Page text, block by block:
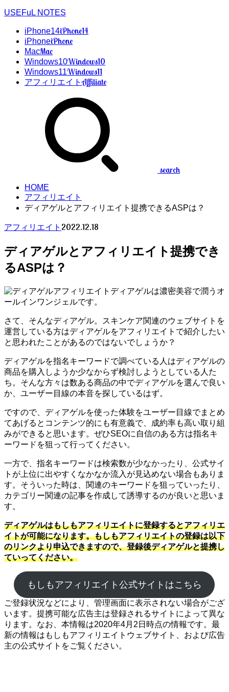
USEFuL NOTES
iPhone14iPhone14
iPhoneiPhone
MacMac
Windows10Windows10
Windows11Windows11
アフィリエイトAffiliate
search
HOME
アフィリエイト
ディアゲルとアフィリエイト提携できるASPは？
アフィリエイト 2022.12.18
ディアゲルとアフィリエイト提携でき
るASPは？
ディアゲルは濃密美容で潤うオ
ールインワンジェルです。
さて、そんなディアゲル。スキンケア関連のウェブサイトを
運営している方はディアゲルをアフィリエイトで紹介したい
と思われたことがあるのではないでしょうか？
ディアゲルを指名キーワードで調べている人はディアゲルの
商品を購入しようか少なからず検討しようとしている人た
ち。そんな方々は数ある商品の中でディアゲルを選んで良い
か、ユーザー目線の本音を探しているはず。
ですので、ディアゲルを使った体験をユーザー目線でまとめ
てあげるとコンテンツ的にも有意義で、成約率も高い取り組
みができると思います。ぜひSEOに自信のある方は指名キ
ーワードを狙って行ってください。
一方で、指名キーワードは検索数が少なかったり、公式サイ
トが上位に出やすくなかなか流入が見込めない場合もありま
す。そういった時は、関連のキーワードを狙っていったり、
カテゴリー関連の記事を作成して誘導するのが良いと思いま
す。
ディアゲルはもしもアフィリエイトに登録するとアフィリエ
イトが可能になります。もしもアフィリエイトの登録は以下
のリンクより申込できますので、登録後ディアゲルと提携し
ていってください。
もしもアフィリエイト公式サイトはこちら
ご登録状況などにより、管理画面に表示されない場合がござ
います。提携可能な広告主は登録されるサイトによって異な
ります。なお、本情報は2020年4月2日時点の情報です。最
新の情報はもしもアフィリエイトウェブサイト、および広告
主の公式サイトをご覧ください。